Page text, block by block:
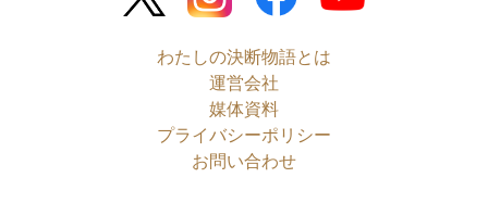
わたしの決断物語とは
運営会社
媒体資料
プライバシーポリシー
お問い合わせ